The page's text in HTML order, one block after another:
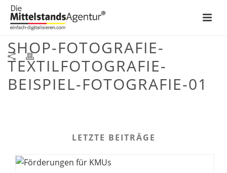
MITTELSTANDSAGENTUR-
SHOP-FOTOGRAFIE-
TEXTILFOTOGRAFIE-
BEISPIEL-FOTOGRAFIE-01
LETZTE BEITRÄGE